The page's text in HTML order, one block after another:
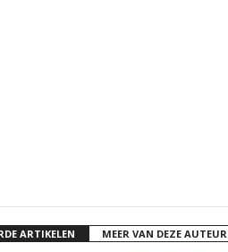
ARTIKELEN MEER VAN DEZE AUTEUR